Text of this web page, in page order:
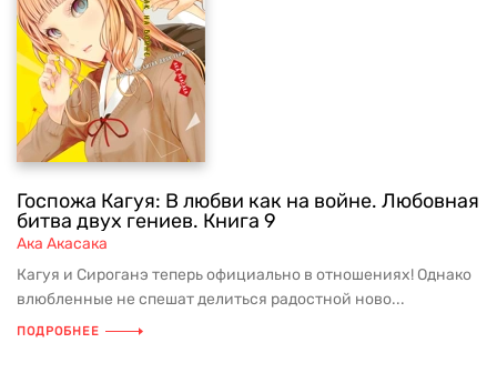
Госпожа Кагуя: В любви как на войне. Любовная
битва двух гениев. Книга 9
Ака Акасака
Кагуя и Сироганэ теперь официально в отношениях! Однако
влюбленные не спешат делиться радостной ново...
ПОДРОБНЕЕ